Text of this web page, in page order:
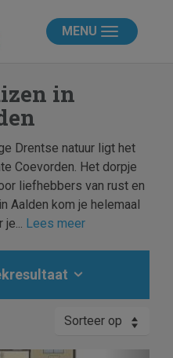
MENU
in
Drentse natuur ligt het
Coevorden. Het dorpje
liefhebbers van rust en
Aalden kom je helemaal
Lees meer
Sorteer op